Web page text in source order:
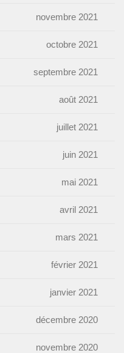
novembre 2021
octobre 2021
septembre 2021
août 2021
juillet 2021
juin 2021
mai 2021
avril 2021
mars 2021
février 2021
janvier 2021
décembre 2020
novembre 2020